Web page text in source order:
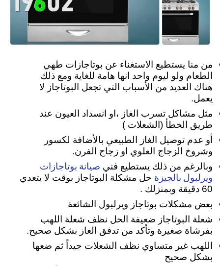
من منا يستطيع الاستغناء عن بوتاجازات طهي
الطعام ولو ليوم واحد انها هامة للغاية ومع ذلك
هناك العديد من الأسباب التي تجعل البوتاجاز لا
يعمل.
مثل مشاكل تسرب الغاز ،او انسداد العيون عند
طريق الخطأ (الشعلات )
أو عدم توصيل الغاز الطبيعي بالأضافة لكسور
وشروخ الزجاج العلوي او زجاج الفرن.
وبالرغم من ذلك يستطيع فني صيانة بوتاجازات
ويرلبول بالجيزة حل مشكلة البوتاجاز بوقت لا يتعدي
60 دقيقة وبمنزلك .
بعض مشكلات بوتاجاز ويرلبول الشائعة
شعلة البوتاجاز ضعيفة الحل نظف شعلة اللهب
بفرشاة صغيرة وتأكد من تدفق الغاز بشكل صحيح.
اللهب غير متساوي نظف الشعلات جيداً ثم ضعها
بشكل صحيح